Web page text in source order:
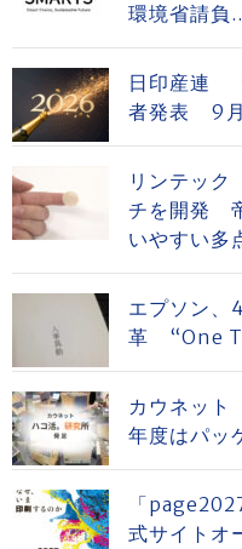
環境省請負
日印産連
者発表 9月
リンテッ
チを開発
いやすい多
エプソン、
革 “One
カウネッ
年度はパッ
「
式サイト